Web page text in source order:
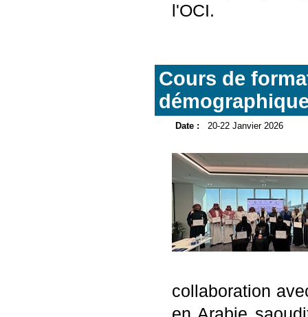
l'OCI.
Cours de
Date : 20-22 Janvier 2026
collaboration